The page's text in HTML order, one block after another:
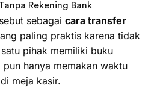
Rekening Bank
sebagai cara transfer
paling praktis karena tidak
pihak memiliki buku
hanya memakan waktu
meja kasir.